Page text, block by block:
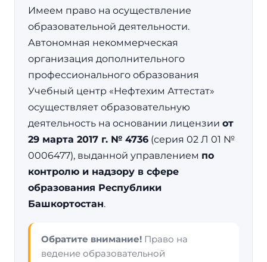
Имеем право на осуществление
образовательной деятельности.
Автономная некоммерческая
организация дополнительного
профессионального образования
Учебный центр «Нефтехим Аттестат»
осуществляет образовательную
деятельность на основании лицензии от
29 марта 2017 г. № 4736 (серия 02 Л 01 №
0006477), выданной управлением по
контролю и надзору в сфере
образования Республики
Башкортостан.
Обратите внимание! Право на
ведение образовательной